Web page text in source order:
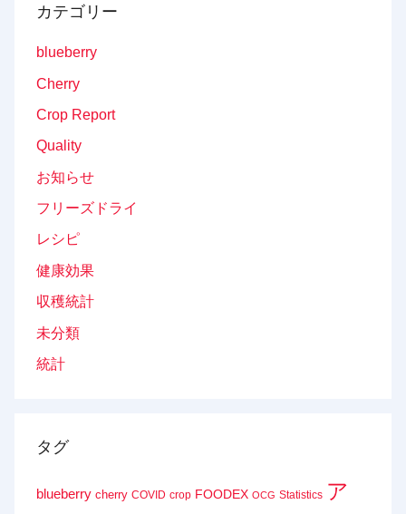
カテゴリー
blueberry
Cherry
Crop Report
Quality
お知らせ
フリーズドライ
レシピ
健康効果
収穫統計
未分類
統計
タグ
blueberry cherry COVID crop FOODEX OCG Statistics ア